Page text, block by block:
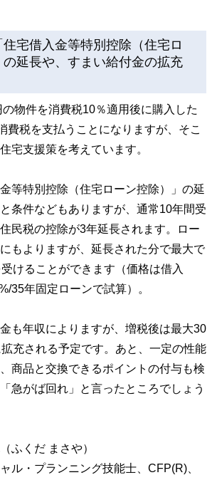
宅借入金等特別控除（住宅ロ
の延長や、すまい給付金の拡充
物件を消費税10％適用後に購入した
費税を支払うことになりますが、そこ
宅支援策を考えています。
等特別控除（住宅ローン控除）」の延
条件などもありますが、通常10年間受
民税の控除が3年延長されます。ロー
もよりますが、延長された分で最大で
けることができます（価格は借入
35年固定ローンで試算）。
も年収によりますが、増税後は最大30
充される予定です。あと、一定の性能
商品と交換できるポイントの付与も検
急がば回れ」と言ったところでしょう
ふくだ まさや）
ル・プランニング技能士、CFP(R)、